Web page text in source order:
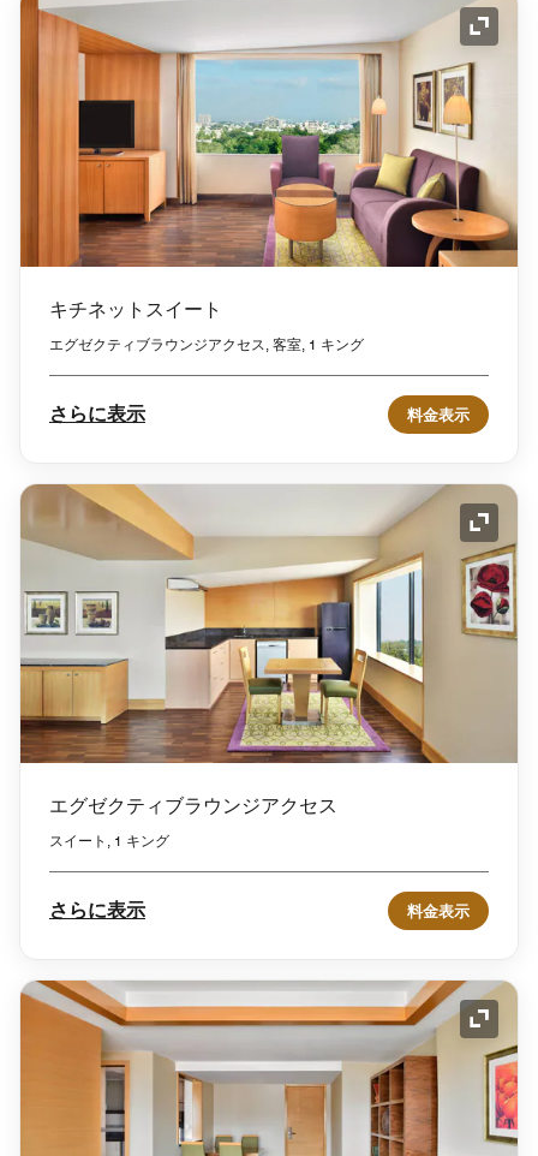
アイ
キチネットスイート
エグゼクティブラウンジアクセス, 客室, 1 キング
さらに表示 料金表示
アイ
エグゼクティブラウンジアクセス
スイート, 1 キング
さらに表示 料金表示
アイ